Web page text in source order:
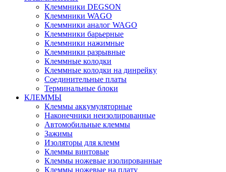
Клеммники DEGSON
Клеммники WAGO
Клеммники аналог WAGO
Клеммники барьерные
Клеммники нажимные
Клеммники разрывные
Клеммные колодки
Клеммные колодки на динрейку
Соединительные платы
Терминальные блоки
КЛЕММЫ
Клеммы аккумуляторные
Наконечники неизолированные
Автомобильные клеммы
Зажимы
Изоляторы для клемм
Клеммы винтовые
Клеммы ножевые изолированные
Клеммы ножевые на плату